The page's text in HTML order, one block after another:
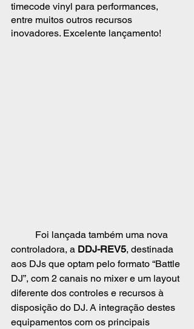
timecode vinyl para performances,
entre muitos outros recursos
inovadores. Excelente lançamento!
controladora, a DDJ-REV5, destinada
aos DJs que optam pelo formato “Battle
DJ”, com 2 canais no mixer e um layout
diferente dos controles e recursos à
disposição do DJ. A integração destes
equipamentos com os principais